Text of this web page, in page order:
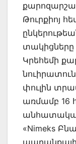
Թուրքիոյ
Կրեհեմի
փուլին
առմամբ 16
անհատական
«Nimeks